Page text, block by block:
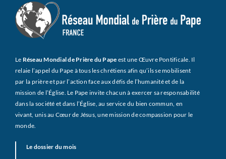
Le Réseau Mondial de Prière du Pape est une Œuvre Pontificale. Il
relaie l’appel du Pape à tous les chrétiens afin qu’ils se mobilisent
par la prière et par l’action face aux défis de l’humanité et de la
mission de l’Église. Le Pape invite chacun à exercer sa responsabilité
dans la société et dans l’Église, au service du bien commun, en
vivant, unis au Cœur de Jésus, une mission de compassion pour le
monde.
Le dossier du mois